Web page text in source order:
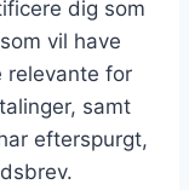
dig som
vil have
for
samt
efterspurgt,